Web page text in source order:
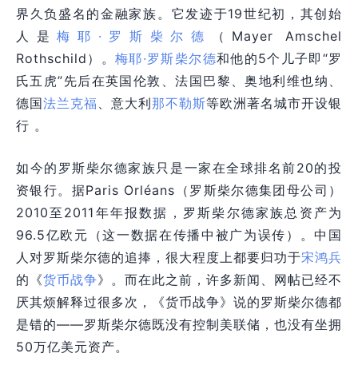
界久负盛名的金融家族。它发迹于19世纪初，其创始
人是梅耶·罗斯柴尔德
（Mayer Amschel
Rothschild）。梅耶·罗斯柴尔德和他的5个儿子即“罗
氏五虎”先后在英国伦敦、法国巴黎、奥地利维也纳、
德国法兰克福 、意大利那不勒斯等欧洲著名城市开设银
行 。
如今的罗斯柴尔德家族只是一家在全球排名前20的投
资银行。据Paris Orléans（罗斯柴尔德集团母公司）
2010至2011年年报数据，罗斯柴尔德家族总资产为
96.5亿欧元（这一数据在传播中被广为误传）。中国
人对罗斯柴尔德的追捧，很大程度上都要归功于宋鸿兵
的《货币战争》。而在此之前，许多新闻、网帖已经不
厌其烦解释过很多次，《货币战争》说的罗斯柴尔德都
是错的——罗斯柴尔德既没有控制美联储，也没有坐拥
50万亿美元资产。